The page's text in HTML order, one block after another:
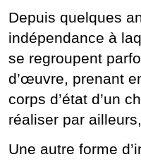
Depuis quelques
indépendance à
se regroupent
d’œuvre, prenant
corps d’état d’un
réaliser par
Une autre forme